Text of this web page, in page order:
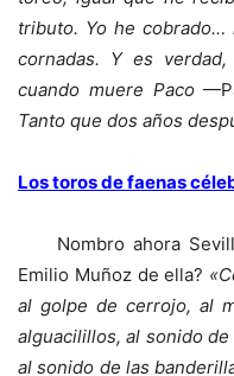
tributo. Yo he
cornadas. Y es
cuando muere Paco
Tanto que dos años
Los toros de faenas
Nombro ahora
Emilio Muñoz de ella?
al golpe de cerrojo, al
alguacilillos, al sonido de
al sonido de las